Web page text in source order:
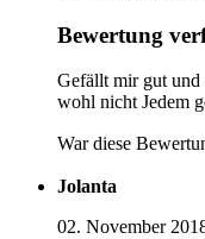
Bewertung
Gefällt mir gut und
wohl nicht Jedem
War diese
Jolanta
02. November